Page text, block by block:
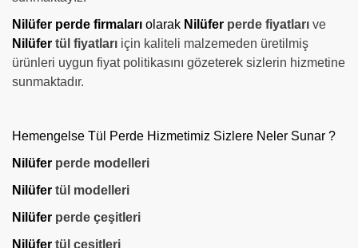
Nilüfer perde firmaları olarak Nilüfer perde fiyatları ve
Nilüfer tül fiyatları için kaliteli malzemeden üretilmiş
ürünleri uygun fiyat politikasını gözeterek sizlerin hizmetine
sunmaktadır.
Hemengelse Tül Perde Hizmetimiz Sizlere Neler Sunar ?
Nilüfer perde modelleri
Nilüfer tül modelleri
Nilüfer perde çeşitleri
Nilüfer tül çeşitleri